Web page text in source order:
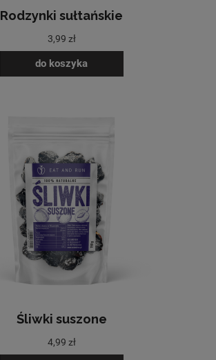
Rodzynki sułtańskie
3,99 zł
do koszyka
Śliwki suszone
4,99 zł